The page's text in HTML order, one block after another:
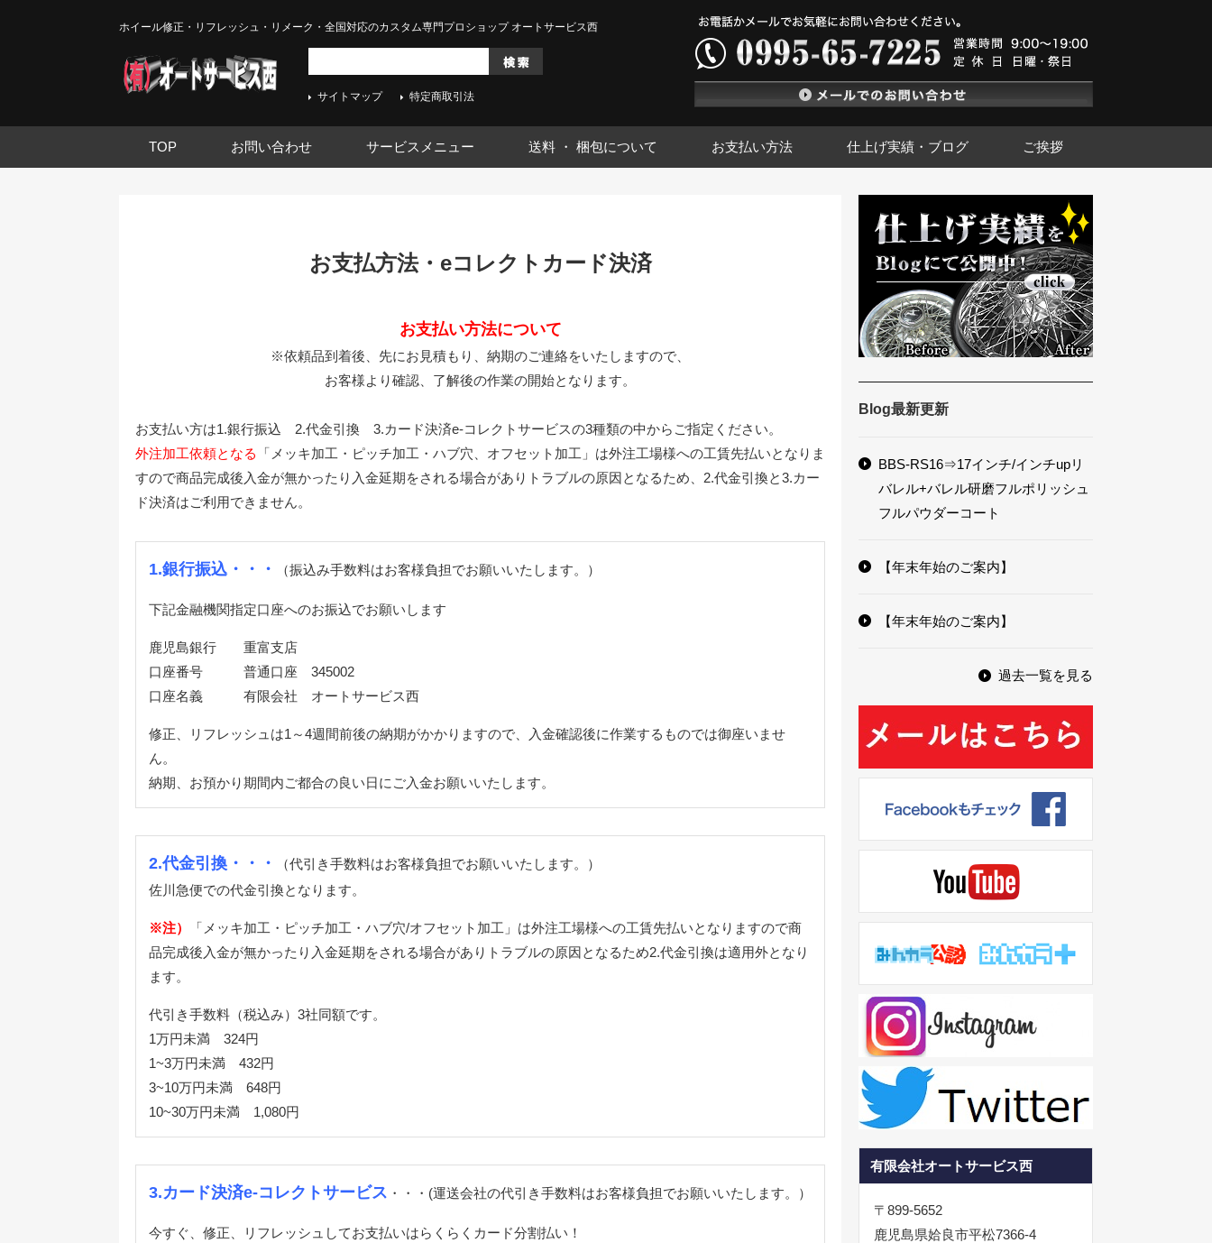
ホイール修正・リフレッシュ・リメーク・全国対応のカスタム専門プロショップ オートサービス西
サイトマップ 特定商取引法
TOP お問い合わせ サービスメニュー 送料 ・ 梱包について お支払い方法 仕上げ実績・ブログ ご挨拶
お支払方法・eコレクトカード決済
お支払い方法について
※依頼品到着後、先にお見積もり、納期のご連絡をいたしますので、
お客様より確認、了解後の作業の開始となります。
お支払い方は1.銀行振込 2.代金引換 3.カード決済e-コレクトサービスの3種類の中からご指定ください。
外注加工依頼となる
「メッキ加工・ピッチ加工・ハブ穴、オフセット加工」は外注工場様への工賃先払いとなりま
すので商品完成後入金が無かったり入金延期をされる場合がありトラブルの原因となるため、2.代金引換と3.カー
ド決済はご利用できません。
1.銀行振込・・・ （振込み手数料はお客様負担でお願いいたします。）
下記金融機関指定口座へのお振込でお願いします
鹿児島銀行 重富支店
口座番号 普通口座 345002
口座名義 有限会社 オートサービス西
修正、リフレッシュは1～4週間前後の納期がかかりますので、入金確認後に作業するものでは御座いませ
ん。
納期、お預かり期間内ご都合の良い日にご入金お願いいたします。
2.代金引換・・・
（代引き手数料はお客様負担でお願いいたします。）
佐川急便での代金引換となります。
※注）
「メッキ加工・ピッチ加工・ハブ穴/オフセット加工」は外注工場様への工賃先払いとなりますので商
品完成後入金が無かったり入金延期をされる場合がありトラブルの原因となるため2.代金引換は適用外となり
ます。
代引き手数料（税込み）3社同額です。
1万円未満 324円
1~3万円未満 432円
3~10万円未満 648円
10~30万円未満 1,080円
3.カード決済e-コレクトサービス ・・・(運送会社の代引き手数料はお客様負担でお願いいたします。）
今すぐ、修正、リフレッシュしてお支払いはらくらくカード分割払い！
Blog最新更新
BBS-RS16⇒17インチ/インチupリ
バレル+バレル研磨フルポリッシュ
フルパウダーコート
【年末年始のご案内】
【年末年始のご案内】
過去一覧を見る
有限会社オートサービス西
〒899-5652
鹿児島県姶良市平松7366-4